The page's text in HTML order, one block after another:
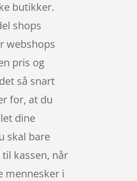
butikker.
shops
webshops
pris og
så snart
for, at du
dine
skal bare
kassen, når
mennesker i